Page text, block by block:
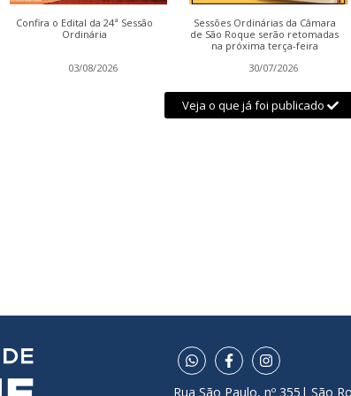
Confira o Edital da 24ª Sessão
Ordinária
03/08/2026
Sessões Ordinárias da Câmara
de São Roque serão retomadas
na próxima terça-feira
30/07/2026
Veja o que já foi publicado
Rua São Paulo, nº 355| São